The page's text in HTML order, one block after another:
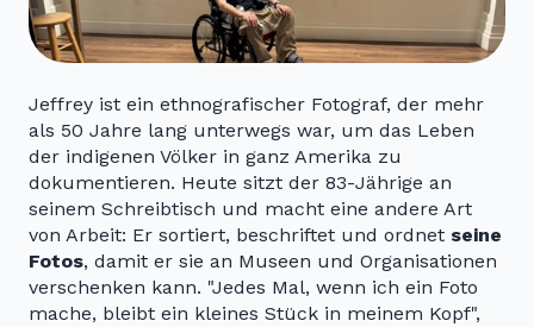
Jeffrey ist ein ethnografischer Fotograf, der mehr
als 50 Jahre lang unterwegs war, um das Leben
der indigenen Völker in ganz Amerika zu
dokumentieren. Heute sitzt der 83-Jährige an
seinem Schreibtisch und macht eine andere Art
von Arbeit: Er sortiert, beschriftet und ordnet seine
Fotos, damit er sie an Museen und Organisationen
verschenken kann. "Jedes Mal, wenn ich ein Foto
mache, bleibt ein kleines Stück in meinem Kopf",